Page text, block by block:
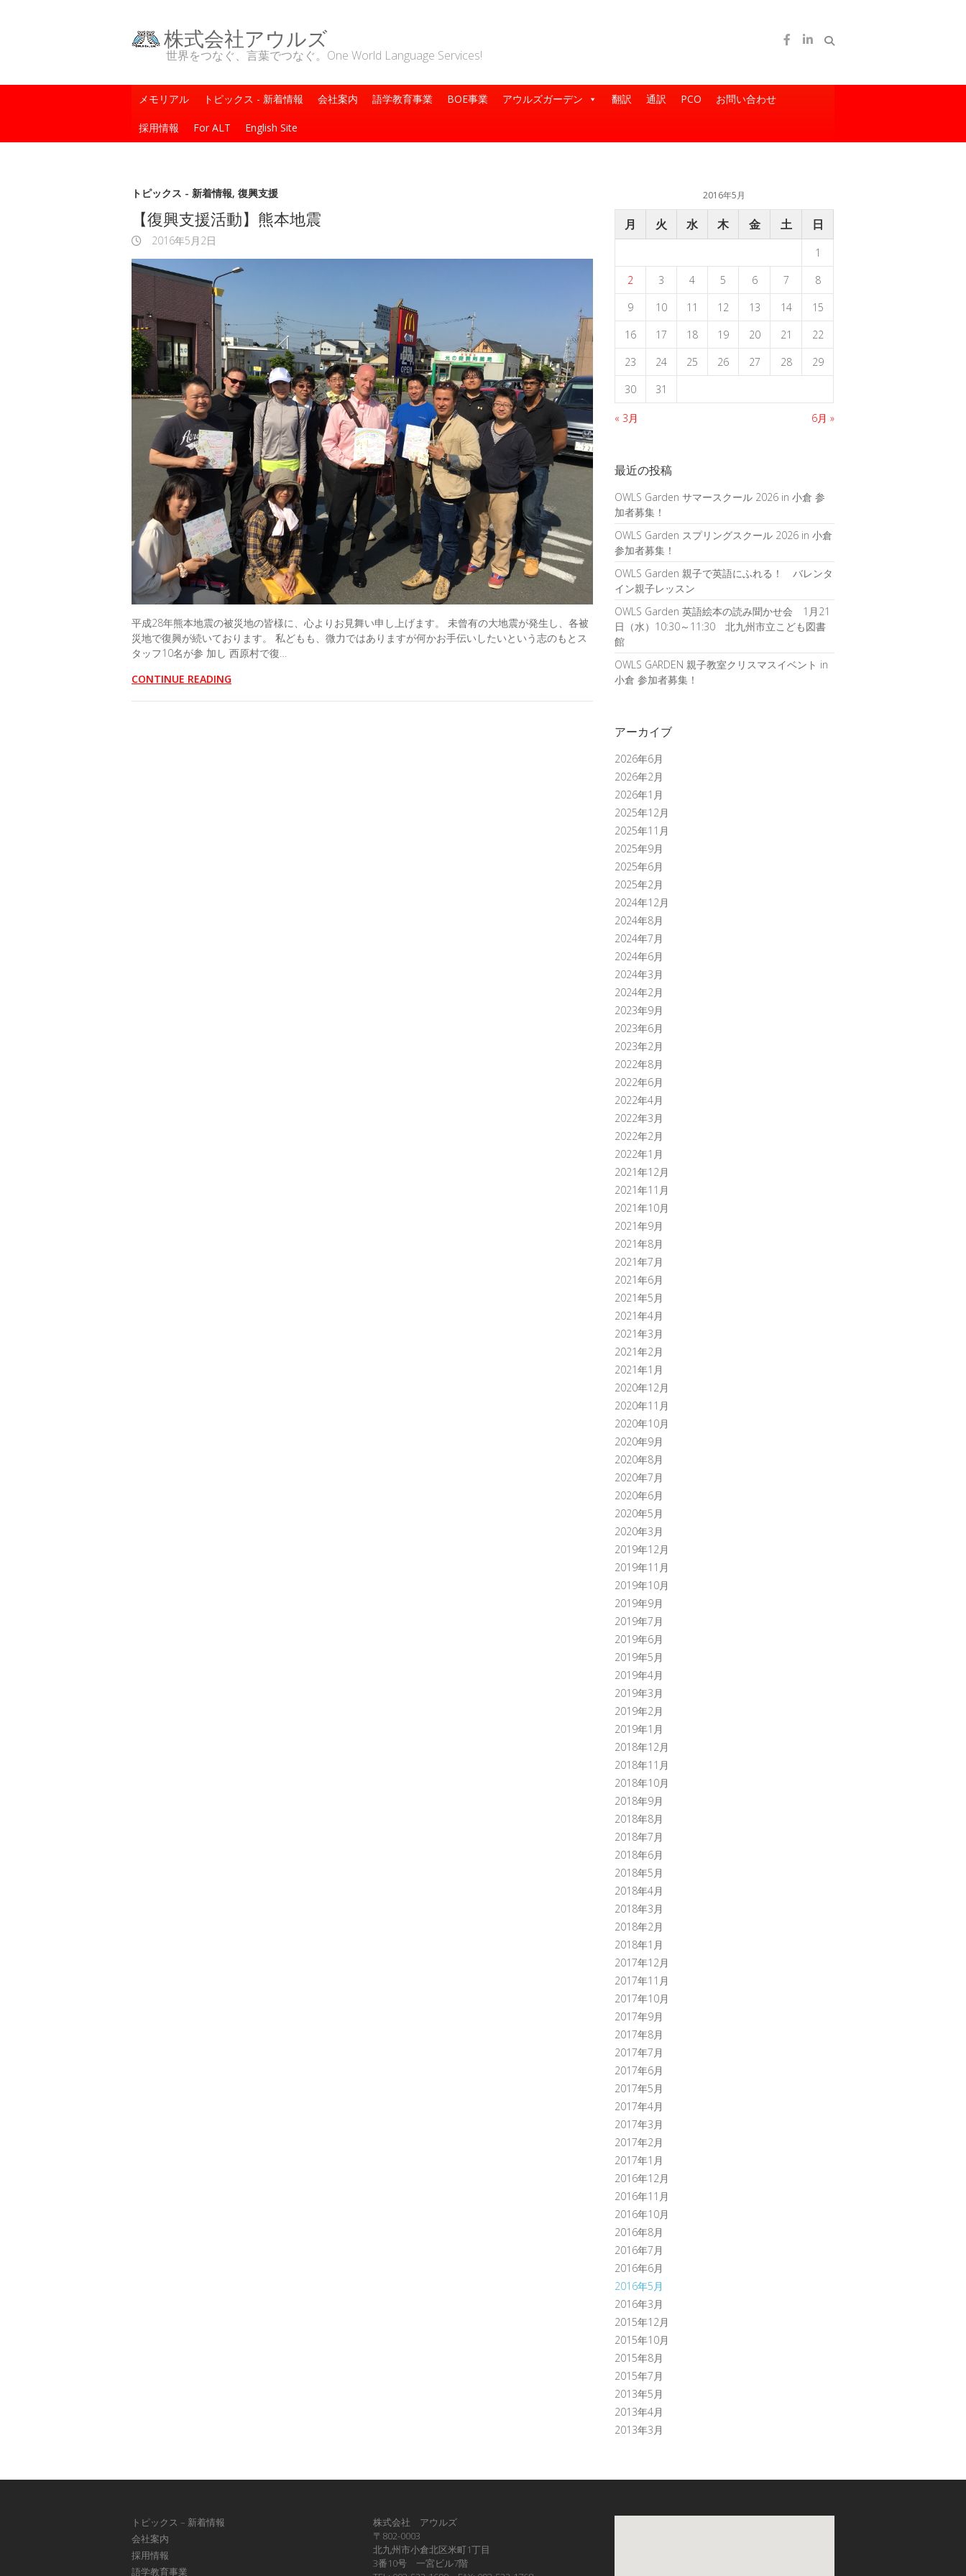
株式会社アウルズ
世界をつなぐ、言葉でつなぐ。One World Language Services!
メモリアル トピックス - 新着情報 会社案内 語学教育事業 BOE事業 アウルズガーデン 翻訳 通訳 PCO お問い合わせ
採用情報 For ALT English Site
トピックス - 新着情報, 復興支援
【復興支援活動】熊本地震
2016年5月2日
平成28年熊本地震の被災地の皆様に、心よりお見舞い申し上げます。 未曾有の大地震が発生し、各被
災地で復興が続いております。 私どもも、微力ではありますが何かお手伝いしたいという志のもとス
タッフ10名が参 加し 西原村で復…
CONTINUE READING
2016年5月
月 火 水 木 金 土 日
1
2
3 4 5 6 7
8
9
10 11 12 13 14
15
16
17 18 19 20 21
22
23
24 25 26 27 28
29
30
31
« 3月 6月 »
最近の投稿
OWLS Garden サマースクール 2026 in 小倉 参
加者募集！
OWLS Garden スプリングスクール 2026 in 小倉
参加者募集！
OWLS Garden 親子で英語にふれる！ バレンタ
イン親子レッスン
OWLS Garden 英語絵本の読み聞かせ会 1月21
日（水）10:30～11:30 北九州市立こども図書
館
OWLS GARDEN 親子教室クリスマスイベント in
小倉 参加者募集！
アーカイブ
2026年6月
2026年2月
2026年1月
2025年12月
2025年11月
2025年9月
2025年6月
2025年2月
2024年12月
2024年8月
2024年7月
2024年6月
2024年3月
2024年2月
2023年9月
2023年6月
2023年2月
2022年8月
2022年6月
2022年4月
2022年3月
2022年2月
2022年1月
2021年12月
2021年11月
2021年10月
2021年9月
2021年8月
2021年7月
2021年6月
2021年5月
2021年4月
2021年3月
2021年2月
2021年1月
2020年12月
2020年11月
2020年10月
2020年9月
2020年8月
2020年7月
2020年6月
2020年5月
2020年3月
2019年12月
2019年11月
2019年10月
2019年9月
2019年7月
2019年6月
2019年5月
2019年4月
2019年3月
2019年2月
2019年1月
2018年12月
2018年11月
2018年10月
2018年9月
2018年8月
2018年7月
2018年6月
2018年5月
2018年4月
2018年3月
2018年2月
2018年1月
2017年12月
2017年11月
2017年10月
2017年9月
2017年8月
2017年7月
2017年6月
2017年5月
2017年4月
2017年3月
2017年2月
2017年1月
2016年12月
2016年11月
2016年10月
2016年8月
2016年7月
2016年6月
2016年5月
2016年3月
2015年12月
2015年10月
2015年8月
2015年7月
2013年5月
2013年4月
2013年3月
トピックス – 新着情報
会社案内
採用情報
語学教育事業
株式会社 アウルズ
〒802-0003
北九州市小倉北区米町1丁目
3番10号 一宮ビル7階